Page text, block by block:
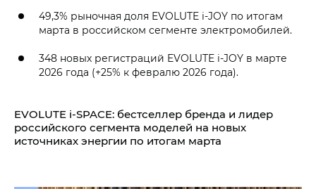
49,3% рыночная доля EVOLUTE i‑JOY по итогам
марта в российском сегменте электромобилей.
348 новых регистраций EVOLUTE i‑JOY в марте
2026 года (+25% к февралю 2026 года).
EVOLUTE i‑SPACE: бестселлер бренда и лидер
российского сегмента моделей на новых
источниках энергии по итогам марта